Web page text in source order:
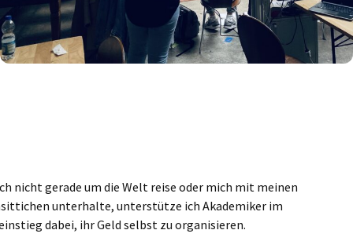
nicht gerade um die Welt reise oder mich mit meinen
unterhalte, unterstütze ich Akademiker im
dabei, ihr Geld selbst zu organisieren.